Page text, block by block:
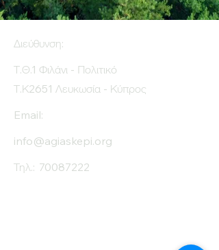
Διεύθυνση:
Τ.Θ.1 Φιλάνι - Πολιτικό
Τ.Κ2651 Λευκωσία - Κύπρος
Email:
info@agiaskepi.org
Τηλ.: 70087222